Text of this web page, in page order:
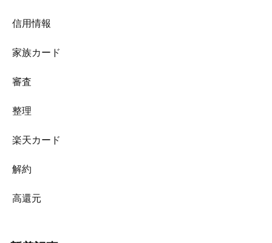
信用情報
家族カード
審査
整理
楽天カード
解約
高還元